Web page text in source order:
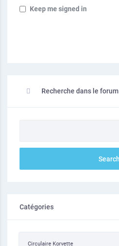
Keep me signed in
Recherche dans le forum
Catégories